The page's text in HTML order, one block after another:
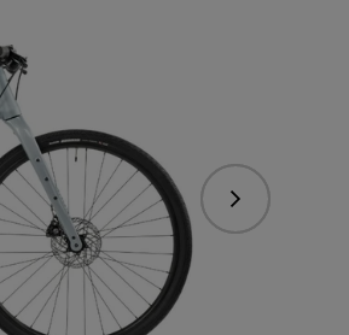
Následující